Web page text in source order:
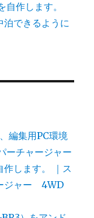
作します。
泊できるように
編集用PC環境
ーチャージャー
作します。 ｜ス
ジャー 4WD